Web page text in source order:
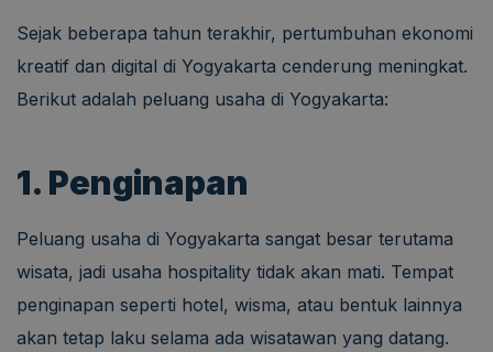
Sejak beberapa tahun terakhir, pertumbuhan ekonomi
kreatif dan digital di Yogyakarta cenderung meningkat.
Berikut adalah peluang usaha di Yogyakarta:
1. Penginapan
Peluang usaha di Yogyakarta sangat besar terutama
wisata, jadi usaha hospitality tidak akan mati. Tempat
penginapan seperti hotel, wisma, atau bentuk lainnya
akan tetap laku selama ada wisatawan yang datang.